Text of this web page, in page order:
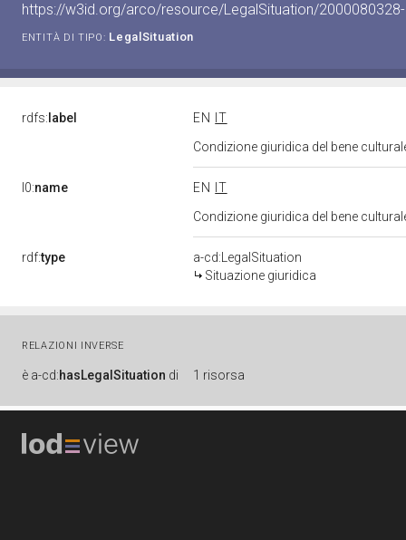
https://w3id.org/arco/resource/LegalSituation/
ENTITÀ DI TIPO: LegalSituation
rdfs: label EN
IT
Condizione giuridica del bene
l0:name EN
IT
Condizione giuridica del bene
rdf:type
a-cd:LegalSituation
Situazione giuridica
RELAZIONI INVERSE
è a-cd:hasLegalSituation di 1 risorsa